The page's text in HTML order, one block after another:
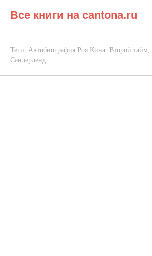
Все книги на cantona.ru
Теги: Автобиография Роя Кина. Второй тайм,
Сандерленд